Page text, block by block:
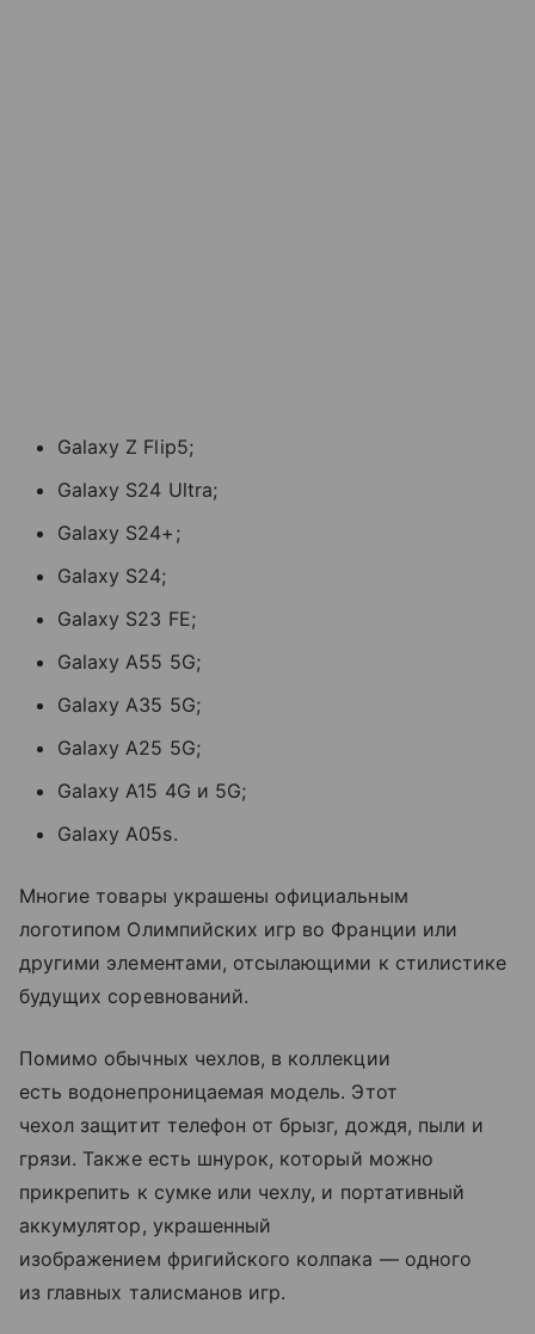
Galaxy Z Flip5;
Galaxy S24 Ultra;
Galaxy S24+;
Galaxy S24;
Galaxy S23 FE;
Galaxy A55 5G;
Galaxy A35 5G;
Galaxy A25 5G;
Galaxy A15 4G и 5G;
Galaxy A05s.
Многие товары украшены официальным
логотипом Олимпийских игр во Франции или
другими элементами, отсылающими к стилистике
будущих соревнований.
Помимо обычных чехлов, в коллекции
есть водонепроницаемая модель. Этот
чехол защитит телефон от брызг, дождя, пыли и
грязи. Также есть шнурок, который можно
прикрепить к сумке или чехлу, и портативный
аккумулятор, украшенный
изображением фригийского колпака — одного
из главных талисманов игр.